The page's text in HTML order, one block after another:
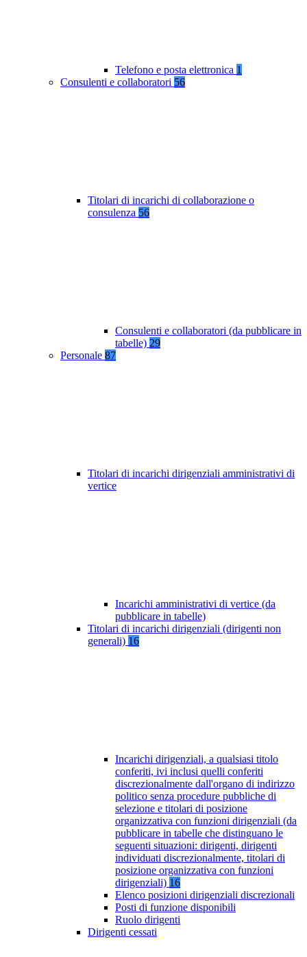
Telefono e posta elettronica 1
Consulenti e collaboratori 56
Titolari di incarichi di collaborazione o
consulenza 56
Consulenti e collaboratori (da pubblicare in
tabelle) 29
Personale 87
Titolari di incarichi dirigenziali amministrativi di
vertice
Incarichi amministrativi di vertice (da
pubblicare in tabelle)
Titolari di incarichi dirigenziali (dirigenti non
generali) 16
Incarichi dirigenziali, a qualsiasi titolo
conferiti, ivi inclusi quelli conferiti
discrezionalmente dall'organo di indirizzo
politico senza procedure pubbliche di
selezione e titolari di posizione
organizzativa con funzioni dirigenziali (da
pubblicare in tabelle che distinguano le
seguenti situazioni: dirigenti, dirigenti
individuati discrezionalmente, titolari di
posizione organizzativa con funzioni
dirigenziali) 16
Elenco posizioni dirigenziali discrezionali
Posti di funzione disponibili
Ruolo dirigenti
Dirigenti cessati